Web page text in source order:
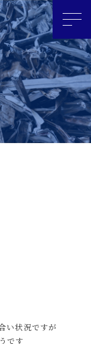
い状況ですが
です